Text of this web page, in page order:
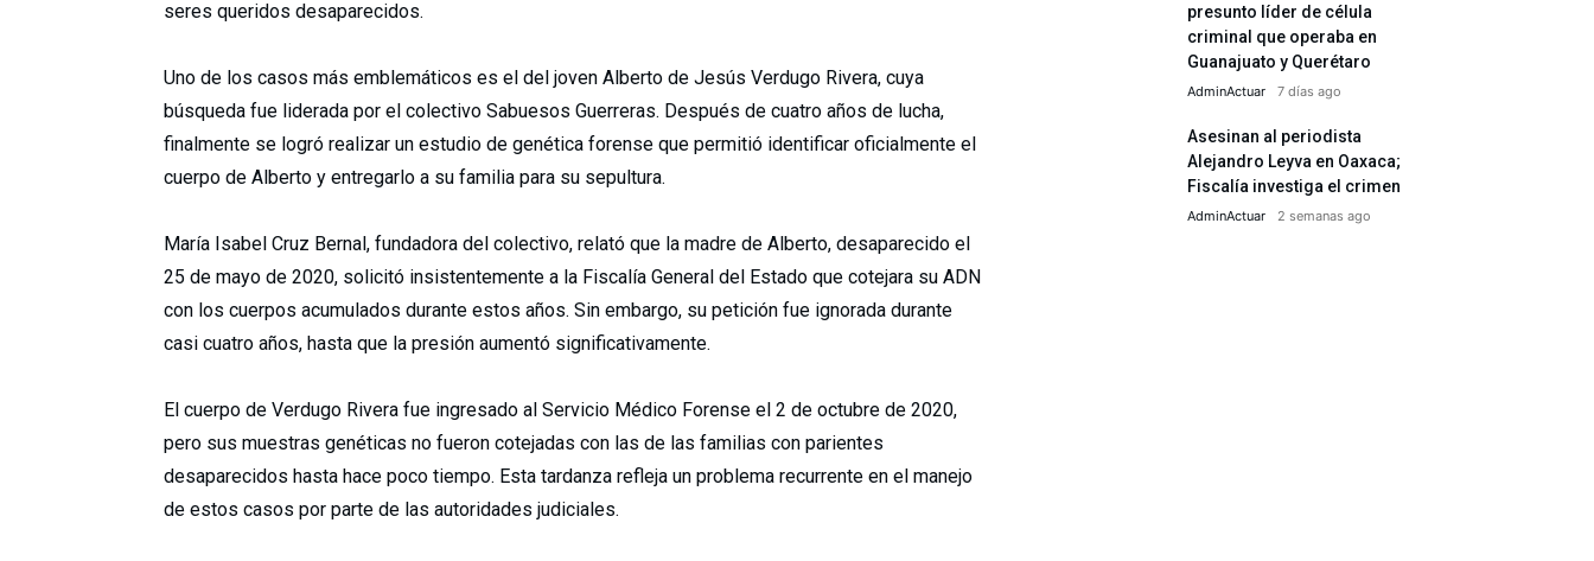
seres queridos desaparecidos.
Uno de los casos más emblemáticos es el del joven Alberto de Jesús Verdugo Rivera, cuya
búsqueda fue liderada por el colectivo Sabuesos Guerreras. Después de cuatro años de lucha,
finalmente se logró realizar un estudio de genética forense que permitió identificar oficialmente el
cuerpo de Alberto y entregarlo a su familia para su sepultura.
María Isabel Cruz Bernal, fundadora del colectivo, relató que la madre de Alberto, desaparecido el
25 de mayo de 2020, solicitó insistentemente a la Fiscalía General del Estado que cotejara su ADN
con los cuerpos acumulados durante estos años. Sin embargo, su petición fue ignorada durante
casi cuatro años, hasta que la presión aumentó significativamente.
El cuerpo de Verdugo Rivera fue ingresado al Servicio Médico Forense el 2 de octubre de 2020,
pero sus muestras genéticas no fueron cotejadas con las de las familias con parientes
desaparecidos hasta hace poco tiempo. Esta tardanza refleja un problema recurrente en el manejo
de estos casos por parte de las autoridades judiciales.
presunto líder de célula
criminal que operaba en
Guanajuato y Querétaro
AdminActuar 7 días ago
Asesinan al periodista
Alejandro Leyva en Oaxaca;
Fiscalía investiga el crimen
AdminActuar 2 semanas ago